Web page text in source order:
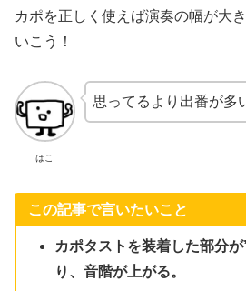
カポを正しく使えば演奏の幅が大
いこう！
はこ
思ってるより出番が多
この記事で言いたいこと
カポタストを装着した部分
り、音階が上がる。